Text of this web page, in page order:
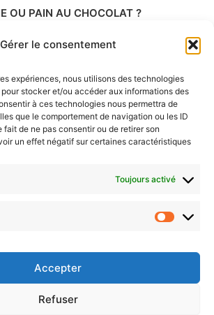
Gérer le consentement
expériences, nous utilisons des technologies
stocker et/ou accéder aux informations des
à ces technologies nous permettra de
que le comportement de navigation ou les ID
fait de ne pas consentir ou de retirer son
un effet négatif sur certaines caractéristiques
Toujours activé
Accepter
Refuser
OU PAIN AU CHOCOLAT ?
répondre à un défi lancé entre certains
motivés de la communauté
Ka, sur un sujet fondamental ;-) ; Ben
c'est aussi ne pas se prendre trop
Politique de cookies (UE)
Nous contacter